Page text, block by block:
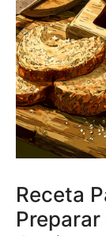
Receta